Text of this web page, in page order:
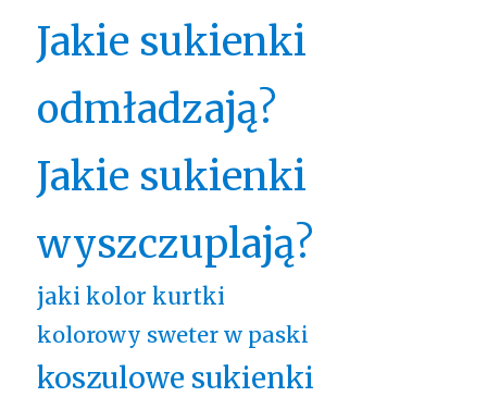
Jakie sukienki
odmładzają?
Jakie sukienki
wyszczuplają?
jaki kolor kurtki
kolorowy sweter w paski
koszulowe sukienki